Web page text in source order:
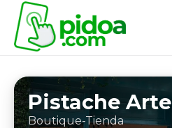
Pistache Arte
Boutique-Tienda